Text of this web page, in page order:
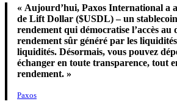
« Aujourd’hui, Paxos International a
de Lift Dollar ($USDL) – un
rendement qui démocratise l’accès
rendement sûr généré par les
liquidités. Désormais, vous pouvez
échanger en toute transparence, tout
rendement. »
Paxos